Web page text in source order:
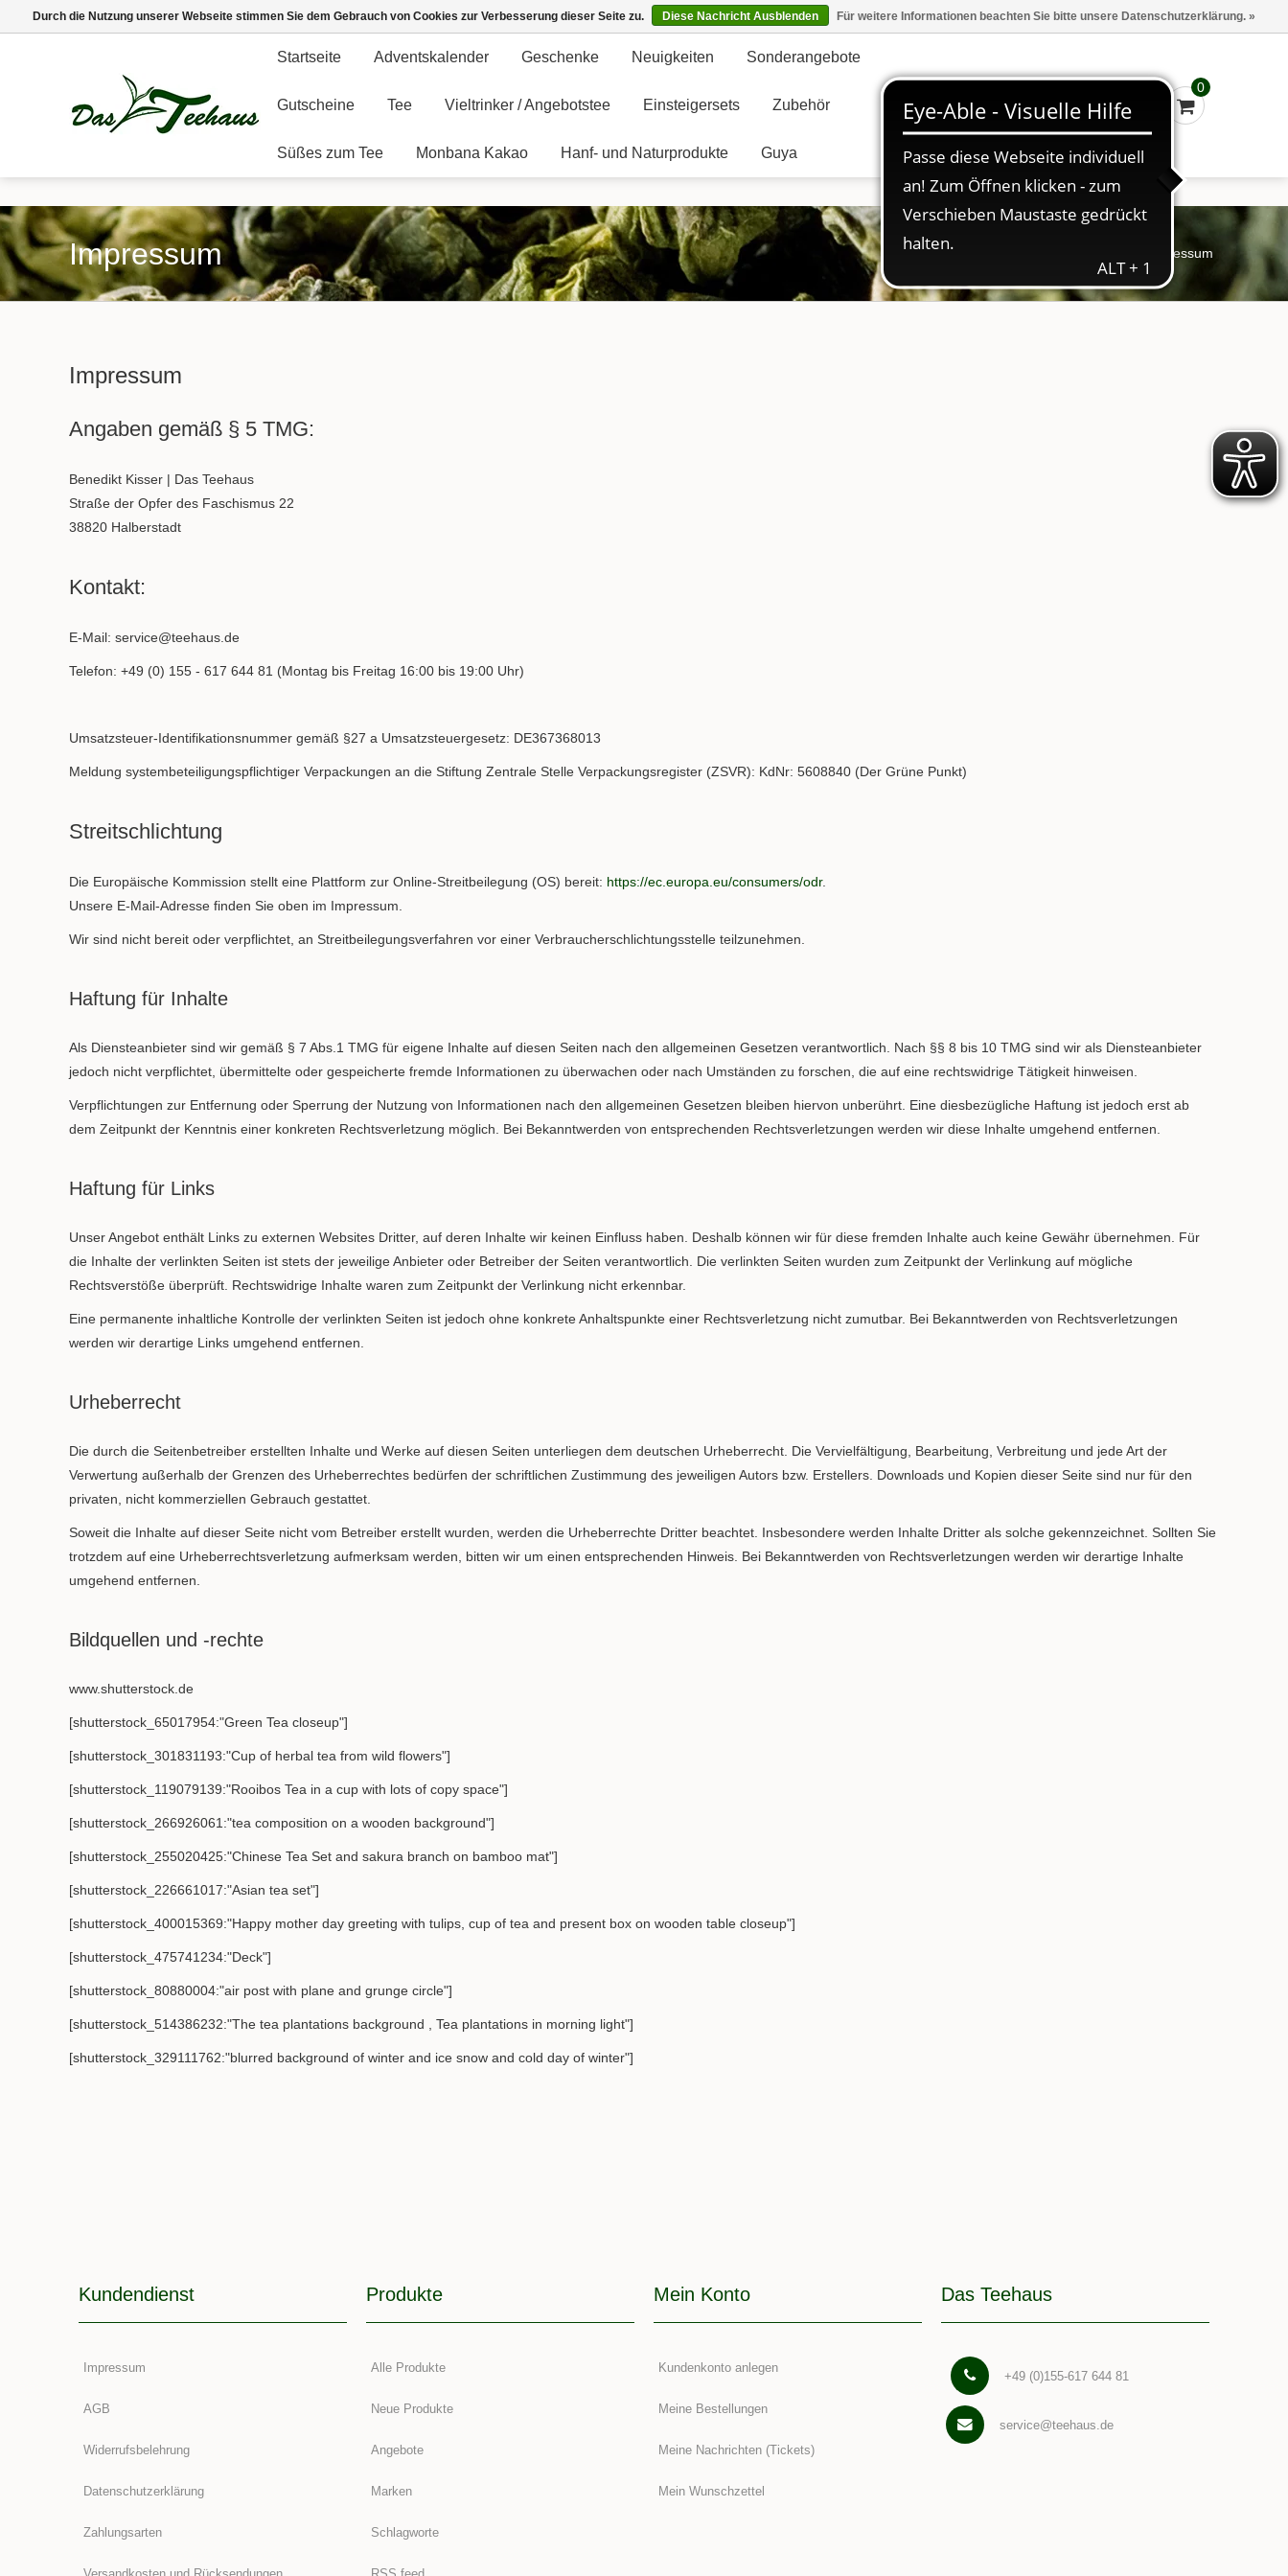
Marken Kasse - €0,00 Anmelden
Startseite Adventskalender Geschenke Neuigkeiten Sonderangebote
Gutscheine Tee Vieltrinker / Angebotstee Einsteigersets Zubehör
Süßes zum Tee Monbana Kakao Hanf- und Naturprodukte Guya
0
Impressum Impressum
Impressum
Angaben gemäß § 5 TMG:
Benedikt Kisser | Das Teehaus
Straße der Opfer des Faschismus 22
38820 Halberstadt
Kontakt:
E-Mail: service@teehaus.de
Telefon: +49 (0) 155 - 617 644 81 (Montag bis Freitag 16:00 bis 19:00 Uhr)
Umsatzsteuer-Identifikationsnummer gemäß §27 a Umsatzsteuergesetz: DE367368013
Meldung systembeteiligungspflichtiger Verpackungen an die Stiftung Zentrale Stelle Verpackungsregister (ZSVR): KdNr: 5608840 (Der Grüne Punkt)
Streitschlichtung
Die Europäische Kommission stellt eine Plattform zur Online-Streitbeilegung (OS) bereit: https://ec.europa.eu/consumers/odr.
Unsere E-Mail-Adresse finden Sie oben im Impressum.
Wir sind nicht bereit oder verpflichtet, an Streitbeilegungsverfahren vor einer Verbraucherschlichtungsstelle teilzunehmen.
Haftung für Inhalte
Als Diensteanbieter sind wir gemäß § 7 Abs.1 TMG für eigene Inhalte auf diesen Seiten nach den allgemeinen Gesetzen verantwortlich. Nach §§ 8 bis 10 TMG sind wir als Diensteanbieter
jedoch nicht verpflichtet, übermittelte oder gespeicherte fremde Informationen zu überwachen oder nach Umständen zu forschen, die auf eine rechtswidrige Tätigkeit hinweisen.
Verpflichtungen zur Entfernung oder Sperrung der Nutzung von Informationen nach den allgemeinen Gesetzen bleiben hiervon unberührt. Eine diesbezügliche Haftung ist jedoch erst ab
dem Zeitpunkt der Kenntnis einer konkreten Rechtsverletzung möglich. Bei Bekanntwerden von entsprechenden Rechtsverletzungen werden wir diese Inhalte umgehend entfernen.
Haftung für Links
Unser Angebot enthält Links zu externen Websites Dritter, auf deren Inhalte wir keinen Einfluss haben. Deshalb können wir für diese fremden Inhalte auch keine Gewähr übernehmen. Für
die Inhalte der verlinkten Seiten ist stets der jeweilige Anbieter oder Betreiber der Seiten verantwortlich. Die verlinkten Seiten wurden zum Zeitpunkt der Verlinkung auf mögliche
Rechtsverstöße überprüft. Rechtswidrige Inhalte waren zum Zeitpunkt der Verlinkung nicht erkennbar.
Eine permanente inhaltliche Kontrolle der verlinkten Seiten ist jedoch ohne konkrete Anhaltspunkte einer Rechtsverletzung nicht zumutbar. Bei Bekanntwerden von Rechtsverletzungen
werden wir derartige Links umgehend entfernen.
Urheberrecht
Die durch die Seitenbetreiber erstellten Inhalte und Werke auf diesen Seiten unterliegen dem deutschen Urheberrecht. Die Vervielfältigung, Bearbeitung, Verbreitung und jede Art der
Verwertung außerhalb der Grenzen des Urheberrechtes bedürfen der schriftlichen Zustimmung des jeweiligen Autors bzw. Erstellers. Downloads und Kopien dieser Seite sind nur für den
privaten, nicht kommerziellen Gebrauch gestattet.
Soweit die Inhalte auf dieser Seite nicht vom Betreiber erstellt wurden, werden die Urheberrechte Dritter beachtet. Insbesondere werden Inhalte Dritter als solche gekennzeichnet. Sollten Sie
trotzdem auf eine Urheberrechtsverletzung aufmerksam werden, bitten wir um einen entsprechenden Hinweis. Bei Bekanntwerden von Rechtsverletzungen werden wir derartige Inhalte
umgehend entfernen.
Bildquellen und -rechte
www.shutterstock.de
[shutterstock_65017954:"Green Tea closeup"]
[shutterstock_301831193:"Cup of herbal tea from wild flowers"]
[shutterstock_119079139:"Rooibos Tea in a cup with lots of copy space"]
[shutterstock_266926061:"tea composition on a wooden background"]
[shutterstock_255020425:"Chinese Tea Set and sakura branch on bamboo mat"]
[shutterstock_226661017:"Asian tea set"]
[shutterstock_400015369:"Happy mother day greeting with tulips, cup of tea and present box on wooden table closeup"]
[shutterstock_475741234:"Deck"]
[shutterstock_80880004:"air post with plane and grunge circle"]
[shutterstock_514386232:"The tea plantations background , Tea plantations in morning light"]
[shutterstock_329111762:"blurred background of winter and ice snow and cold day of winter"]
Kundendienst
Impressum
AGB
Widerrufsbelehrung
Datenschutzerklärung
Zahlungsarten
Produkte
Alle Produkte
Neue Produkte
Angebote
Marken
Schlagworte
Mein Konto
Kundenkonto anlegen
Meine Bestellungen
Meine Nachrichten (Tickets)
Mein Wunschzettel
Das Teehaus
+49 (0)155-617 644 81
service@teehaus.de
Durch die Nutzung unserer Webseite stimmen Sie dem Gebrauch von Cookies zur Verbesserung dieser Seite zu. Diese Nachricht Ausblenden Für weitere Informationen beachten Sie bitte unsere Datenschutzerklärung. »